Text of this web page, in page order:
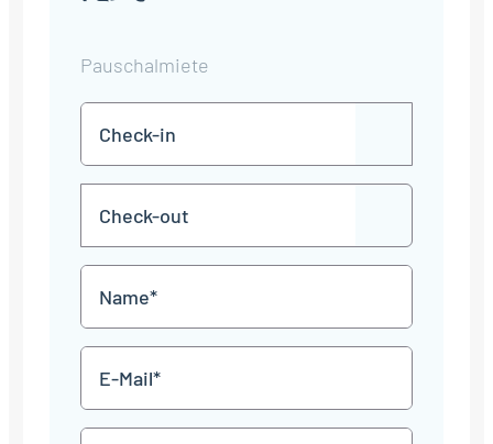
Pauschalmiete
in
TT
Punkt
MM
JJJJ
TT
Punkt
MM
JJJJ
Mail
*